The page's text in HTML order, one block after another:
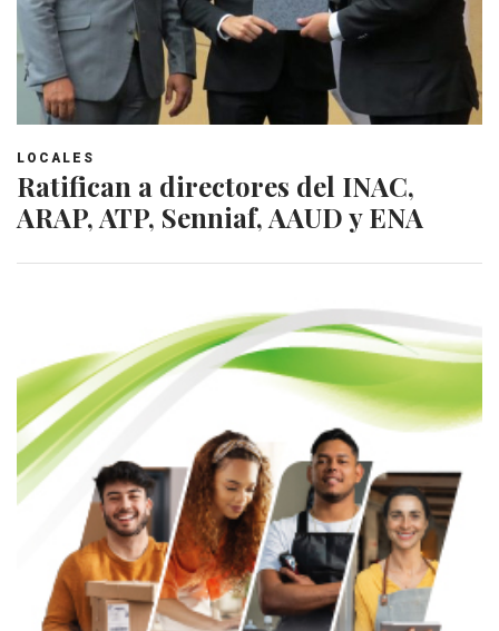
LOCALES
Ratifican a directores del INAC,
ARAP, ATP, Senniaf, AAUD y ENA